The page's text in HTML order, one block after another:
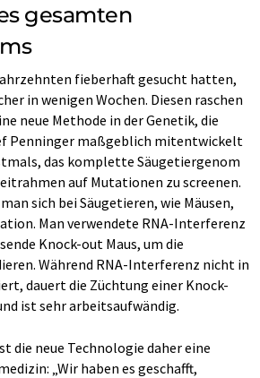
gesamten
fieberhaft gesucht hatten,
in wenigen Wochen. Diesen raschen
neue Methode in der Genetik, die
Penninger maßgeblich mitentwickelt
das komplette Säugetiergenom
auf Mutationen zu screenen.
sich bei Säugetieren, wie Mäusen,
Man verwendete RNA-Interferenz
Knock-out Maus, um die
Während RNA-Interferenz nicht in
dauert die Züchtung einer Knock-
ist sehr arbeitsaufwändig.
die neue Technologie daher eine
„Wir haben es geschafft,